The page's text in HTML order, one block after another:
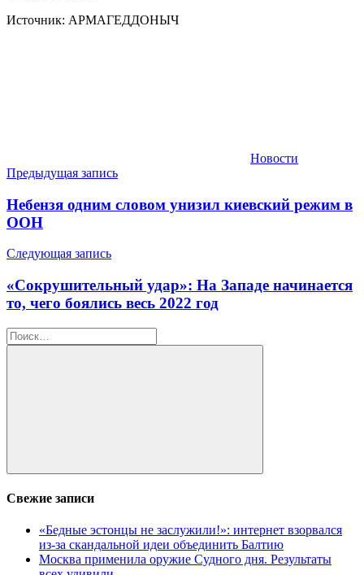
Источник: АРМАГЕДДОНЫЧ
Новости
Навигация
по
записям
Предыдущая запись
Небензя одним словом унизил киевский режим в
ООН
Следующая запись
«Сокрушительный удар»: На Западе начинается
то, чего боялись весь 2022 год
Найти:
Поиск
Свежие записи
«Бедные эстонцы не заслужили!»: интернет взорвался
из-за скандальной идеи объединить Балтию
Москва применила оружие Судного дня. Результаты